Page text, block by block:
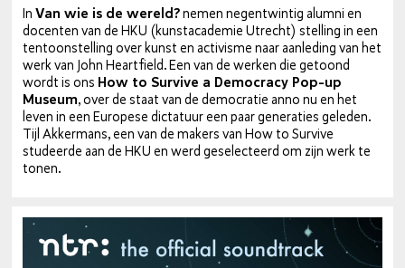
InVan wie is de wereld?nemen ne­gentwin­tig alumni en
docenten van de HKU (kunst­aca­de­mie Utrecht) stelling in een
ten­toon­stel­ling over kunst en activisme naar aanleding van het
werk van John Heart­field. Een van de werken die getoond
wordt is ons How to Survive a Democracy Pop-up
Museum, over de staat van de de­mo­cra­tie anno nu en het
leven in een Europese dictatuur een paar ge­ne­ra­ties geleden.
Tijl Akkermans, een van de makers van How to Survive
studeerde aan de HKU en werd ge­se­lec­teerd om zijn werk te
tonen.